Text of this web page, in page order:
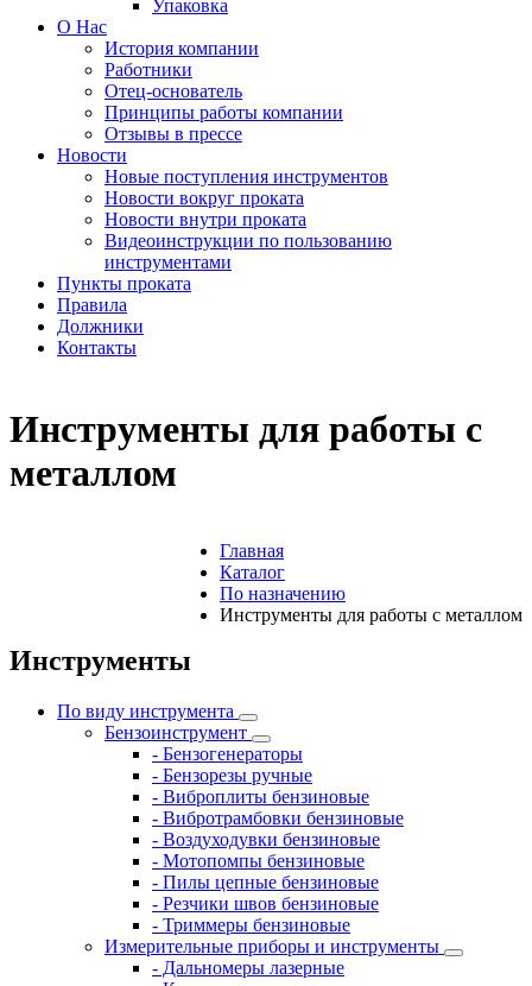
Упаковка
О Нас
История компании
Работники
Отец-основатель
Принципы работы компании
Отзывы в прессе
Новости
Новые поступления инструментов
Новости вокруг проката
Новости внутри проката
Видеоинструкции по пользованию
инструментами
Пункты проката
Правила
Должники
Контакты
Инструменты для работы с
металлом
Главная
Каталог
По назначению
Инструменты для работы с металлом
Инструменты
По виду инструмента
Бензоинструмент
- Бензогенераторы
- Бензорезы ручные
- Виброплиты бензиновые
- Вибротрамбовки бензиновые
- Воздуходувки бензиновые
- Мотопомпы бензиновые
- Пилы цепные бензиновые
- Резчики швов бензиновые
- Триммеры бензиновые
Измерительные приборы и инструменты
- Дальномеры лазерные